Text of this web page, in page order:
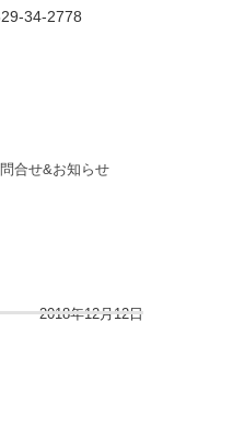
34-2778
合せ&お知らせ
2018年12月12日